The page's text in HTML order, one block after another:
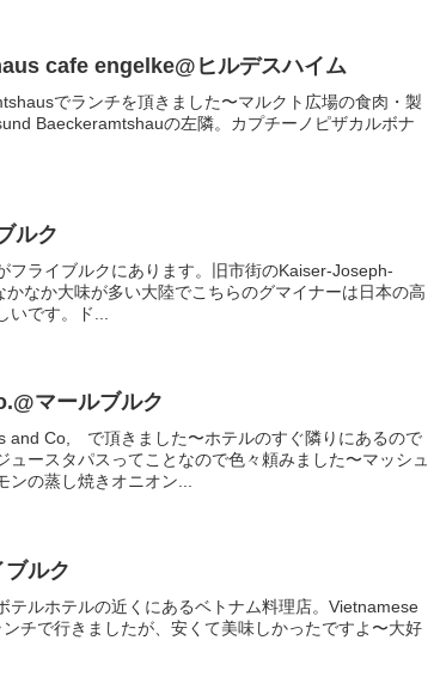
cafe engelke@ヒルデスハイム
でランチを頂きました〜マルクト広場の食肉・製
Baeckeramtshauの左隣。カプチーノピザカルボナ
ルク
フライブルクにあります。旧市街のKaiser-Joseph-
なか大味が多い大陸でこちらのグマイナーは日本の高
です。ド...
マールブルク
and Co, で頂きました〜ホテルのすぐ隣りにあるので
ースタパスってことなので色々頼みました〜マッシュ
ンの蒸し焼きオニオン...
ルク
テルホテルの近くにあるベトナム料理店。Vietnamese
で行きましたが、安くて美味しかったですよ〜大好